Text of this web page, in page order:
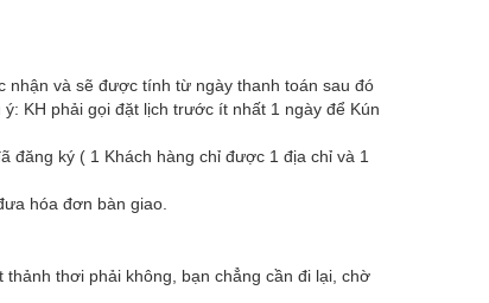
nhận và sẽ được tính từ ngày thanh toán sau đó
KH phải gọi đặt lịch trước ít nhất 1 ngày để Kún
đăng ký ( 1 Khách hàng chỉ được 1 địa chỉ và 1
hóa đơn bàn giao.
thơi phải không, bạn chẳng cần đi lại, chờ